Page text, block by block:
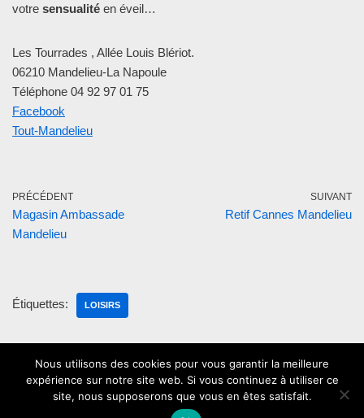
votre sensualité en éveil…
Les Tourrades , Allée Louis Blériot.
06210 Mandelieu-La Napoule
Téléphone 04 92 97 01 75
Facebook
Tout-Mandelieu
PRÉCÉDENT
Magasin Ambassade
Mandelieu
SUIVANT
Retif Cannes Mandelieu
Étiquettes: LOISIRS
Nous utilisons des cookies pour vous garantir la meilleure
expérience sur notre site web. Si vous continuez à utiliser ce
site, nous supposerons que vous en êtes satisfait.